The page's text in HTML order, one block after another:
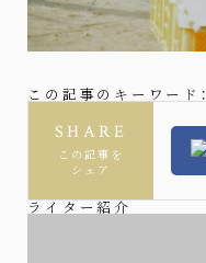
この記事のキーワード：
SHARE
この記事を
シェア
ライター紹介